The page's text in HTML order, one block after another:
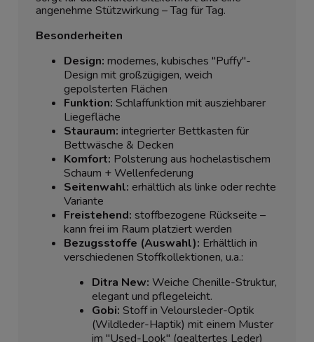
angenehme Stützwirkung – Tag für Tag.
Besonderheiten
Design: modernes, kubisches "Puffy"-
Design mit großzügigen, weich
gepolsterten Flächen
Funktion: Schlaffunktion mit ausziehbarer
Liegefläche
Stauraum: integrierter Bettkasten für
Bettwäsche & Decken
Komfort: Polsterung aus hochelastischem
Schaum + Wellenfederung
Seitenwahl: erhältlich als linke oder rechte
Variante
Freistehend: stoffbezogene Rückseite –
kann frei im Raum platziert werden
Bezugsstoffe (Auswahl): Erhältlich in
verschiedenen Stoffkollektionen, u.a.:
Ditra New: Weiche Chenille-Struktur,
elegant und pflegeleicht.
Gobi: Stoff in Veloursleder-Optik
(Wildleder-Haptik) mit einem Muster
im "Used-Look" (gealtertes Leder)